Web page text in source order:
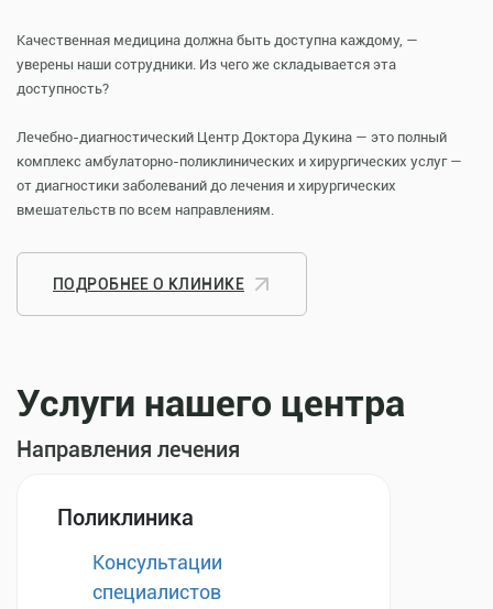
Качественная медицина должна быть доступна каждому, —
уверены наши сотрудники. Из чего же складывается эта
доступность?
Лечебно-диагностический Центр Доктора Дукина — это полный
комплекс амбулаторно-поликлинических и хирургических услуг —
от диагностики заболеваний до лечения и хирургических
вмешательств по всем направлениям.
ПОДРОБНЕЕ О КЛИНИКЕ
Услуги нашего центра
Направления лечения
Поликлиника
Консультации
специалистов